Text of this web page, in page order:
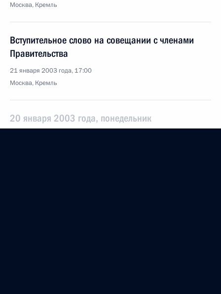
Москва, Кремль
Вступительное слово на совещании с членами
Правительства
21 января 2003 года, 17:00
Москва, Кремль
20 января 2003 года, понедельник